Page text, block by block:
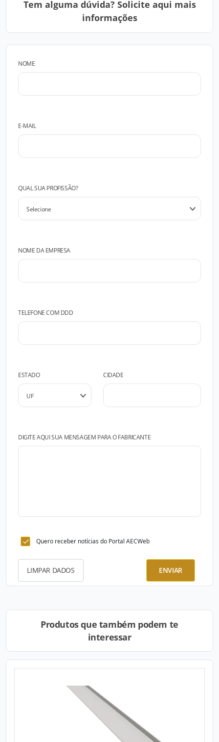
Tem alguma dúvida? Solicite aqui mais
informações
NOME
E-MAIL
QUAL SUA PROFISSÃO?
NOME DA EMPRESA
TELEFONE COM DDD
ESTADO CIDADE
DIGITE AQUI SUA MENSAGEM PARA O FABRICANTE
Quero receber notícias do Portal AECWeb
LIMPAR DADOS ENVIAR
Produtos que também podem te
interessar